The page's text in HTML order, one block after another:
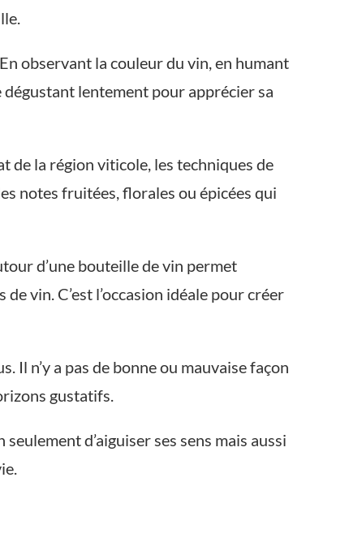
observant la couleur du vin, en humant
lentement pour apprécier sa
de la région viticole, les techniques de
notes fruitées, florales ou épicées qui
d’une bouteille de vin permet
vin. C’est l’occasion idéale pour créer
Il n’y a pas de bonne ou mauvaise façon
gustatifs.
d’aiguiser ses sens mais aussi